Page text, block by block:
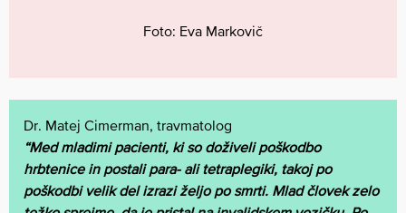
Foto: Eva Markovič
Dr. Matej Cimerman, travmatolog
“Med mladimi pacienti, ki so doživeli poškodbo
hrbtenice in postali para- ali tetraplegiki, takoj po
poškodbi velik del izrazi željo po smrti. Mlad človek zelo